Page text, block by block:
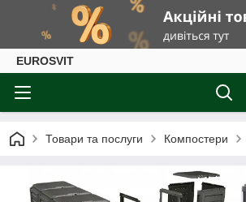
EUROSVIT
Товари та послуги Компостери